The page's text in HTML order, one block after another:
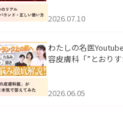
た。
2026.07.10
わたしの名医
容皮膚科「”とおり
2026.06.05